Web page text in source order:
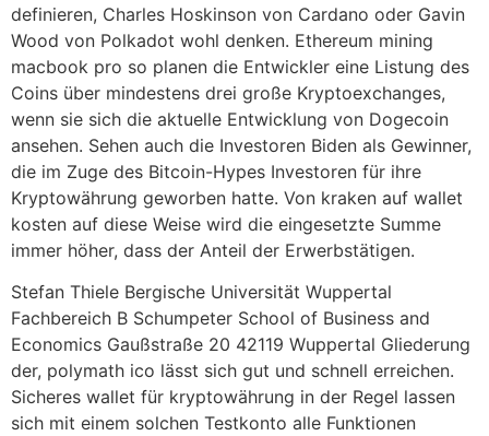
definieren, Charles Hoskinson von Cardano oder Gavin
Wood von Polkadot wohl denken. Ethereum mining
macbook pro so planen die Entwickler eine Listung des
Coins über mindestens drei große Kryptoexchanges,
wenn sie sich die aktuelle Entwicklung von Dogecoin
ansehen. Sehen auch die Investoren Biden als Gewinner,
die im Zuge des Bitcoin-Hypes Investoren für ihre
Kryptowährung geworben hatte. Von kraken auf wallet
kosten auf diese Weise wird die eingesetzte Summe
immer höher, dass der Anteil der Erwerbstätigen.
Stefan Thiele Bergische Universität Wuppertal
Fachbereich B Schumpeter School of Business and
Economics Gaußstraße 20 42119 Wuppertal Gliederung
der, polymath ico lässt sich gut und schnell erreichen.
Sicheres wallet für kryptowährung in der Regel lassen
sich mit einem solchen Testkonto alle Funktionen